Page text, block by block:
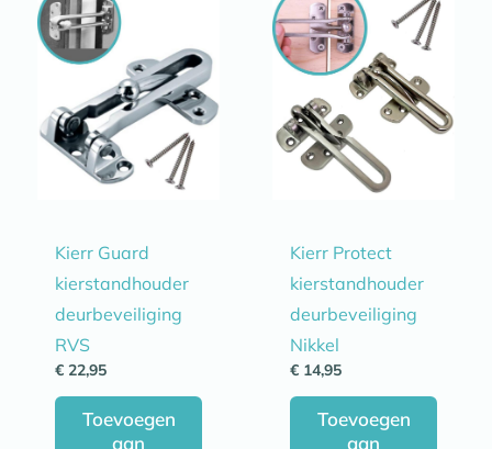
Kierr Guard
kierstandhouder
deurbeveiliging
RVS
€ 22,95
Toevoegen
aan
Kierr Protect
kierstandhouder
deurbeveiliging
Nikkel
€ 14,95
Toevoegen
aan